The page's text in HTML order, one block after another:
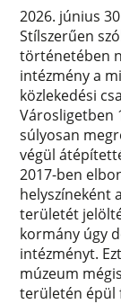
2026. június
Stílszerűen
történetében
intézmény a
közlekedési
Városligetben
súlyosan
végül
2017-ben
helyszíneként
területét
kormány úgy
intézményt.
múzeum
területén épül